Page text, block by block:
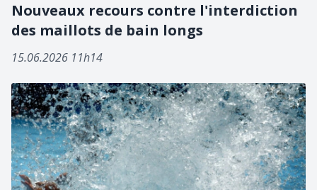
Nouveaux recours contre l'interdiction
des maillots de bain longs
15.06.2026 11h14